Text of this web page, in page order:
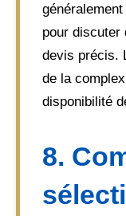
pour discuter
devis précis.
de la
disponibilité
8.